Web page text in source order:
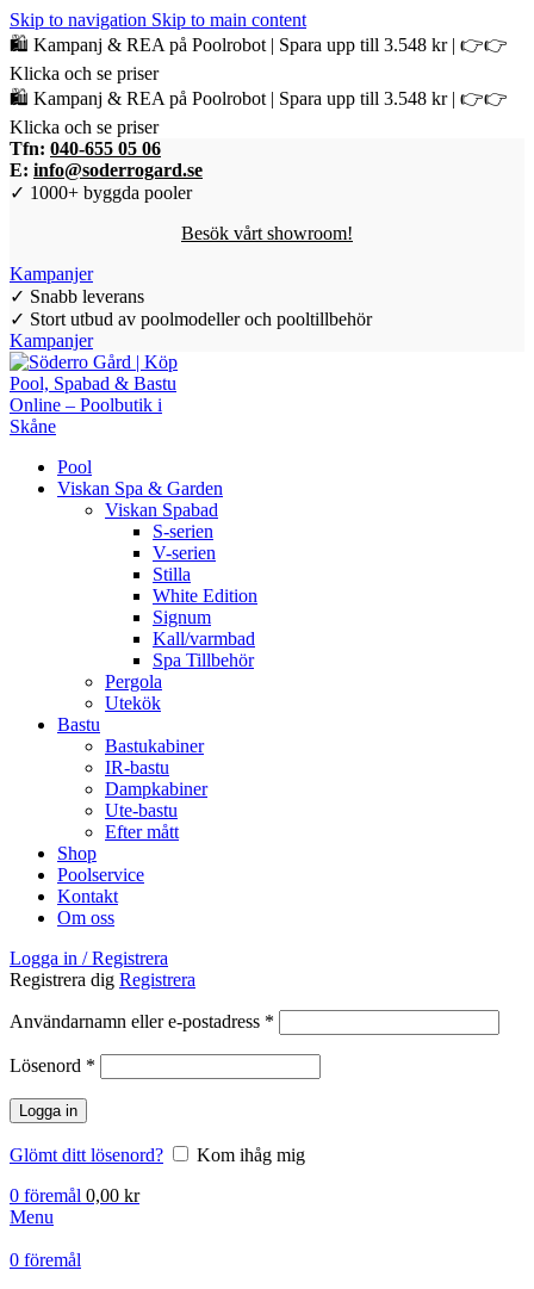
Skip to navigation Skip to main content
🛍️ Kampanj & REA på Poolrobot | Spara upp till 3.548 kr | 👉👉
Klicka och se priser
🛍️ Kampanj & REA på Poolrobot | Spara upp till 3.548 kr | 👉👉
Klicka och se priser
Tfn: 040-655 05 06
E: info@soderrogard.se
✓ 1000+ byggda pooler
Besök vårt showroom!
Kampanjer
✓ Snabb leverans
✓ Stort utbud av poolmodeller och pooltillbehör
Kampanjer
Pool
Viskan Spa & Garden
Viskan Spabad
S-serien
V-serien
Stilla
White Edition
Signum
Kall/varmbad
Spa Tillbehör
Pergola
Utekök
Bastu
Bastukabiner
IR-bastu
Dampkabiner
Ute-bastu
Efter mått
Shop
Poolservice
Kontakt
Om oss
Logga in / Registrera
Registrera dig Registrera
Användarnamn eller e-postadress *
Lösenord *
Logga in
Glömt ditt lösenord?
Kom ihåg mig
0 föremål 0,00 kr
Menu
0 föremål